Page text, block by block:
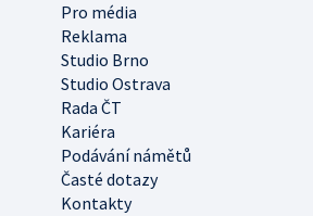
Pro média
Reklama
Studio Brno
Studio Ostrava
Rada ČT
Kariéra
Podávání námětů
Časté dotazy
Kontakty